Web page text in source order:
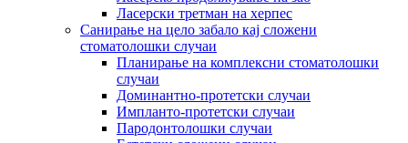
Ласерски третман на херпес
Санирање на цело забало кај сложени
стоматолошки случаи
Планирање на комплексни стоматолошки
случаи
Доминантно-протетски случаи
Импланто-протетски случаи
Пародонтолошки случаи